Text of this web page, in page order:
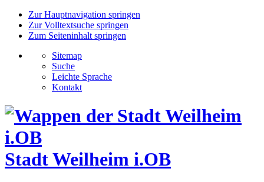
Zur Hauptnavigation springen
Zur Volltextsuche springen
Zum Seiteninhalt springen
Sitemap
Suche
Leichte Sprache
Kontakt
Stadt Weilheim i.OB